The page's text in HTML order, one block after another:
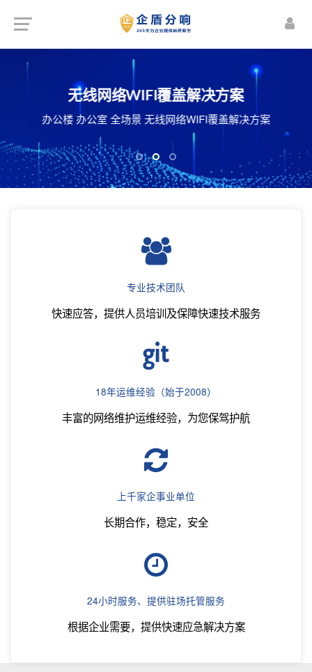
机房建设解决方案
机房 智能机房 整体机房建设施工解决方案
无线网络WIFI覆盖解决方案
办公楼 办公室 全场景 无线网络WIFI覆盖解决方案
楼宇智能化解决方案
监控 智能照明管理 安防预警 能源动力监控
专业技术团队
快速应答，提供人员培训及保障快速技术服务
18年运维经验（始于2008）
丰富的网络维护运维经验，为您保驾护航
上千家企事业单位
长期合作，稳定，安全
24小时服务、提供驻场托管服务
根据企业需要，提供快速应急解决方案